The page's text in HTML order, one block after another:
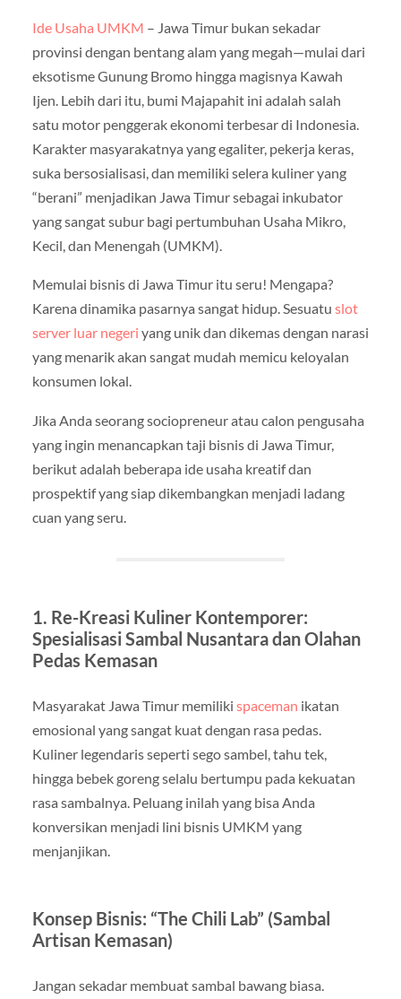
Ide Usaha UMKM – Jawa Timur bukan sekadar
provinsi dengan bentang alam yang megah—mulai dari
eksotisme Gunung Bromo hingga magisnya Kawah
Ijen. Lebih dari itu, bumi Majapahit ini adalah salah
satu motor penggerak ekonomi terbesar di Indonesia.
Karakter masyarakatnya yang egaliter, pekerja keras,
suka bersosialisasi, dan memiliki selera kuliner yang
“berani” menjadikan Jawa Timur sebagai inkubator
yang sangat subur bagi pertumbuhan Usaha Mikro,
Kecil, dan Menengah (UMKM).
Memulai bisnis di Jawa Timur itu seru! Mengapa?
Karena dinamika pasarnya sangat hidup. Sesuatu slot
server luar negeri yang unik dan dikemas dengan narasi
yang menarik akan sangat mudah memicu keloyalan
konsumen lokal.
Jika Anda seorang sociopreneur atau calon pengusaha
yang ingin menancapkan taji bisnis di Jawa Timur,
berikut adalah beberapa ide usaha kreatif dan
prospektif yang siap dikembangkan menjadi ladang
cuan yang seru.
1. Re-Kreasi Kuliner Kontemporer:
Spesialisasi Sambal Nusantara dan Olahan
Pedas Kemasan
Masyarakat Jawa Timur memiliki spaceman ikatan
emosional yang sangat kuat dengan rasa pedas.
Kuliner legendaris seperti sego sambel, tahu tek,
hingga bebek goreng selalu bertumpu pada kekuatan
rasa sambalnya. Peluang inilah yang bisa Anda
konversikan menjadi lini bisnis UMKM yang
menjanjikan.
Konsep Bisnis: “The Chili Lab” (Sambal
Artisan Kemasan)
Jangan sekadar membuat sambal bawang biasa.